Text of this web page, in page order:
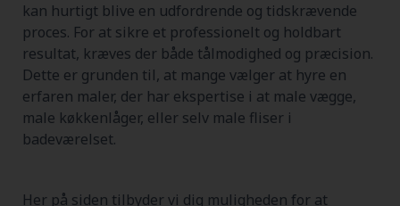
kan hurtigt blive en udfordrende og tidskrævende
proces. For at sikre et professionelt og holdbart
resultat, kræves der både tålmodighed og præcision.
Dette er grunden til, at mange vælger at hyre en
erfaren maler, der har ekspertise i at male vægge,
male køkkenlåger, eller selv male fliser i
badeværelset.
Her på siden tilbyder vi dig muligheden for at